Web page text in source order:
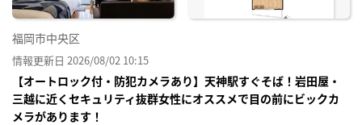
福岡市中央区
情報更新日 2026/08/02 10:15
【オートロック付・防犯カメラあり】天神駅すぐそば！岩田屋・
三越に近くセキュリティ抜群女性にオススメで目の前にビックカ
メラがあります！